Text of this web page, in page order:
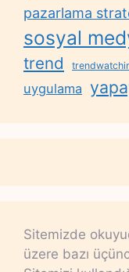
pazarlama
sosyal
trend
uygulama
Sitemizde
üzere bazı